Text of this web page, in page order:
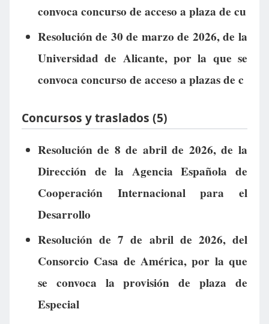
convoca concurso de acceso a plaza de cu
Resolución de 30 de marzo de 2026, de la
Universidad de Alicante, por la que se
convoca concurso de acceso a plazas de c
Concursos y traslados (5)
Resolución de 8 de abril de 2026, de la
Dirección de la Agencia Española de
Cooperación Internacional para el
Desarrollo
Resolución de 7 de abril de 2026, del
Consorcio Casa de América, por la que
se convoca la provisión de plaza de
Especial